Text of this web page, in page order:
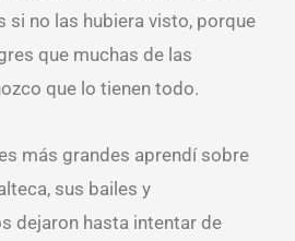
si no las hubiera visto, porque
que muchas de las
que lo tienen todo.
más grandes aprendí sobre
sus bailes y
dejaron hasta intentar de